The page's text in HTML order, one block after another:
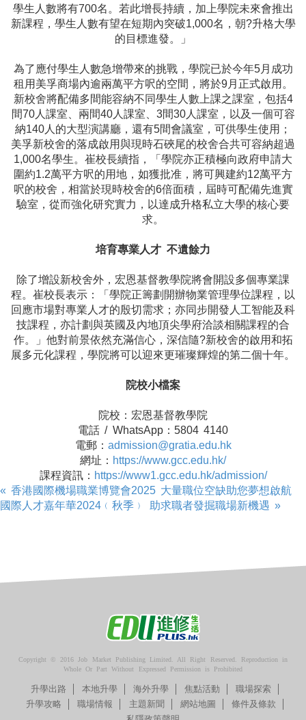
學生人數將有700名。若此增長持續，加上學院未來會推出
新課程，學生人數有望在短期內突破1,000名，朝?升格大學
的目標進發。」
為了應付學生人數急增帶來的挑戰，學院已於今年5月成功
租用美孚商場內逾兩萬平方呎的空間，將於9月正式啟用。
新校舍將配備多間能容納不同學生人數上課之課室，包括4
間70人課室、兩間40人課室、3間30人課室，以及一個可容
納140人的大型演講廳，還有5間會議室，可供學生使用；
美孚新校舍的落成啟用與現時石硤尾的校舍合共可容納超過
1,000名學生。崔校長續指，「學院亦正積極向政府申請大
圍約1.2萬平方呎的用地，如獲批准，將可興建約12萬平方
呎的校舍，相當於現時校舍的6倍面積，屆時可配備先進實
驗室，從而強化研究實力，以達成升格私立大學的核心要
求。
培育專業人才 不遺餘力
除了增設新校舍外，宏恩基督教學院將會開設多個專業課
程。崔校長表示：「學院正籌劃開辦物業管理學位課程，以
回應市場對專業人才的殷切需求；亦同步開發人工智能及科
技課程，亦計劃與英國及內地頂尖學府洽談相關課程的合
作。」他對前景依然充滿信心，深信隨?新校舍的啟用和拓
展多元化課程，學院將可以迎來更璀璨輝煌的第二個十年。
院校小檔案
院校：宏恩基督教學院
電話 / WhatsApp：5804 4140
電郵： admission@gratia.edu.hk
網址： https://www.gcc.edu.hk/
課程資訊： https://www1.gcc.edu.hk/admission/
« 香港國際機場職業博覽會2025 大量職位空缺助您夢想啟航
國際人才嘉年華2024﹙秋季﹚ 助求職者發掘職場新機遇 »
Copyright © 2016 Job Market Publishing Limited. All Right Reserved. Reproduction in
Whole Or Part Without Expressed Permission is Prohibited
升學出路 本地升學 海外升學 焦點活動
職場探索
升學攻略
職場情報 主題新聞 網站地圖
條件及條款